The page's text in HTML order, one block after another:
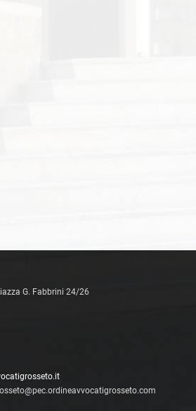
G. Fabbrini 24/26